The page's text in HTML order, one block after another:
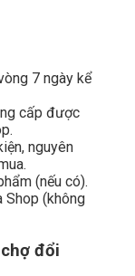
7 ngày kể
cấp được
nguyên
(nếu có).
Shop (không
đổi